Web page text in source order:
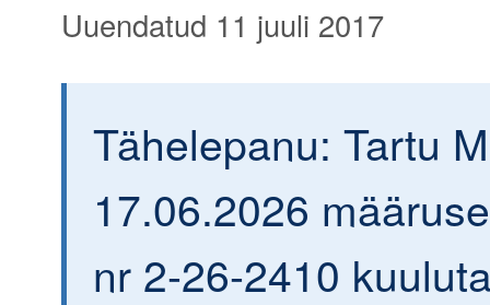
Uuendatud 11 juuli 2017
Tähelepanu: Tartu
17.06.2026
nr 2-26-2410